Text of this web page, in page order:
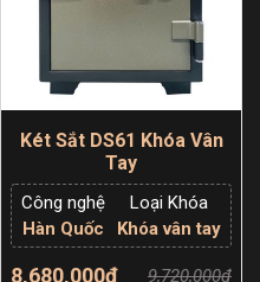
Két Sắt DS61 Khóa Vân
Tay
Công nghệ
Hàn Quốc
Loại Khóa
Khóa vân tay
8,680,000đ 9,720,000đ